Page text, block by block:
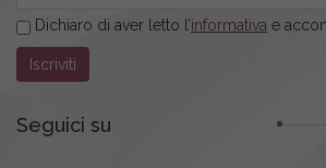
Dichiaro di aver letto l’informativa e
Seguici su